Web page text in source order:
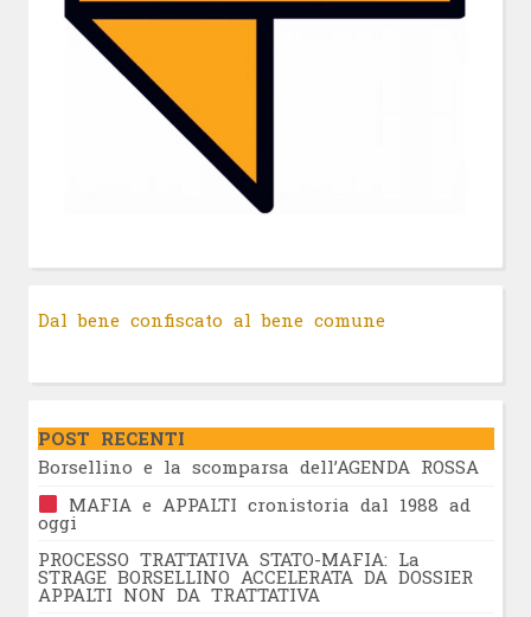
Dal bene confiscato al bene comune
POST RECENTI
Borsellino e la scomparsa dell’AGENDA ROSSA
MAFIA e APPALTI cronistoria dal 1988 ad
oggi
PROCESSO TRATTATIVA STATO-MAFIA: La
STRAGE BORSELLINO ACCELERATA DA DOSSIER
APPALTI NON DA TRATTATIVA